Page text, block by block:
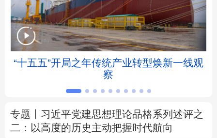
北京 天津 河北 山西
辽宁 吉林 上海 江苏
浙江 安徽 福建 江西
河南 湖北
广东 广西 海南 重庆
“十五五”开局之年传统产业转型焕新一线观
察
专题丨 习近平党建思想理论品格系列述评之
二：以高度的历史主动把握时代航向